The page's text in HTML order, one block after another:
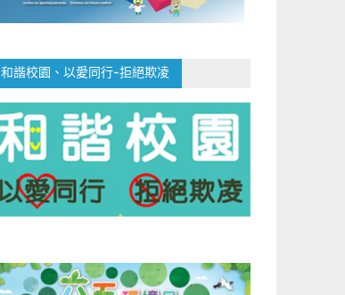
和諧校園、以愛同行-拒絕欺凌